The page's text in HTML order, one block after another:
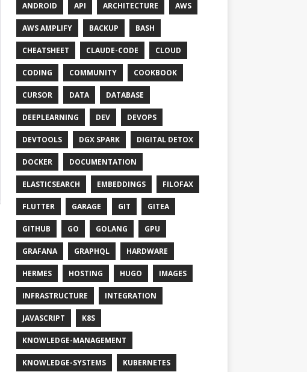
ANDROID API ARCHITECTURE AWS
AWS AMPLIFY BACKUP BASH
CHEATSHEET CLAUDE-CODE CLOUD
CODING COMMUNITY COOKBOOK
CURSOR DATA DATABASE
DEEPLEARNING DEV DEVOPS
DEVTOOLS DGX SPARK DIGITAL DETOX
DOCKER DOCUMENTATION
ELASTICSEARCH EMBEDDINGS FILOFAX
FLUTTER GARAGE GIT GITEA
GITHUB GO GOLANG GPU
GRAFANA GRAPHQL HARDWARE
HERMES HOSTING HUGO IMAGES
INFRASTRUCTURE INTEGRATION
JAVASCRIPT K8S
KNOWLEDGE-MANAGEMENT
KNOWLEDGE-SYSTEMS KUBERNETES